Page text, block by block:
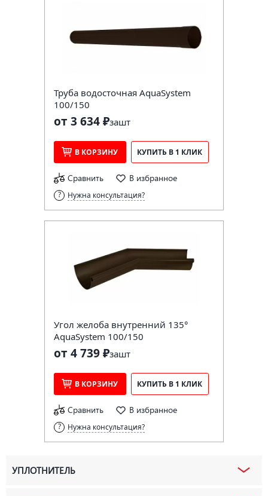
Труба водосточная AquaSystem
100/150
от 3 634 ₽зашт
В КОРЗИНУ КУПИТЬ В 1 КЛИК
Сравнить В избранное
Нужна консультация?
Угол желоба внутренний 135°
AquaSystem 100/150
от 4 739 ₽зашт
В КОРЗИНУ КУПИТЬ В 1 КЛИК
Сравнить В избранное
Нужна консультация?
УПЛОТНИТЕЛЬ